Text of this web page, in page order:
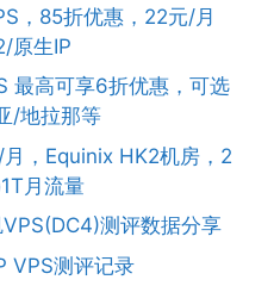
，85折优惠，22元/月
原生IP
最高可享6折优惠，可选
/地拉那等
，Equinix HK2机房，2
月流量
测评数据分享
VPS测评记录